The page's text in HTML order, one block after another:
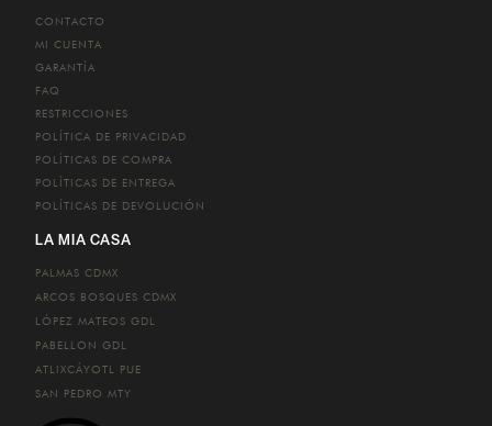
CONTACTO
MI CUENTA
GARANTÍA
FAQ
RESTRICCIONES
POLÍTICA DE PRIVACIDAD
POLÍTICAS DE COMPRA
POLÍTICAS DE ENTREGA
POLÍTICAS DE DEVOLUCIÓN
LA MIA CASA
PALMAS CDMX
ARCOS BOSQUES CDMX
LÓPEZ MATEOS GDL
PABELLON GDL
ATLIXCÁYOTL PUE
SAN PEDRO MTY